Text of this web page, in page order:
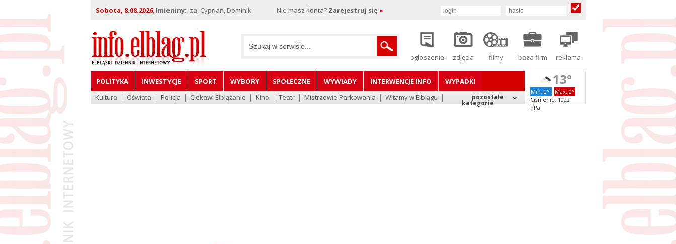
Sobota, 8.08.2026, Imieniny: Iza, Cyprian, Dominik Nie masz konta? Zarejestruj się »
ogłoszenia zdjęcia filmy baza firm reklama
POLITYKA INWESTYCJE SPORT WYBORY SPOŁECZNE WYWIADY INTERWENCJE INFO
WYPADKI
Kultura
Oświata Policja Ciekawi Elblążanie Kino Teatr Mistrzowie Parkowania Witamy w Elblągu pozostałe
kategorie
13°
Min. 0°
Max. 0°
Ciśnienie: 1022
hPa